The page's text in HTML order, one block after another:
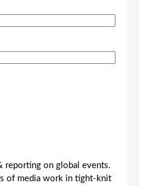
reporting on global events.
of media work in tight-knit